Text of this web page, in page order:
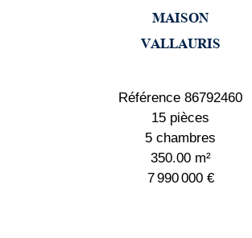
MAISON
VALLAURIS
Référence 86792460
15 pièces
5 chambres
350.00m²
7 990 000 €